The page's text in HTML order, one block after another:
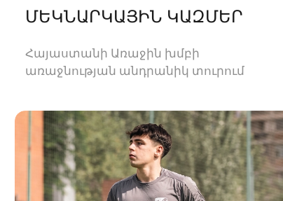
ՄԵԿՆԱՐԿԱՅԻՆ ԿԱԶՄԵՐ
Հայաստանի Առաջին խմբի
առաջնության անդրանիկ տուրում